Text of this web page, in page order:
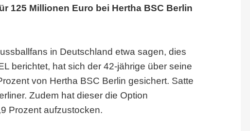
125 Millionen Euro bei Hertha BSC Berlin
in Deutschland etwa sagen, dies
berichtet, hat sich der 42-jährige über seine
von Hertha BSC Berlin gesichert. Satte
Zudem hat dieser die Option
Prozent aufzustocken.